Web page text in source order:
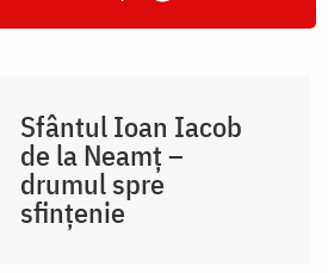
Sfântul Ioan Iacob
de la Neamț –
drumul spre
sfințenie